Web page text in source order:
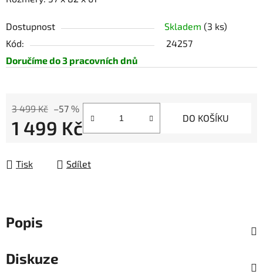
Dostupnost Skladem (3 ks)
Kód:
24257
Doručíme do 3 pracovních dnů
3 499 Kč –57 %
1 499 Kč DO KOŠÍKU
Tisk Sdílet
Popis
Diskuze